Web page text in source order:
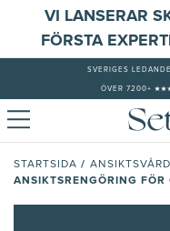
VI LANSERAR
FÖRSTA
SVERIGES
ÖVER 7200+
STARTSIDA / ANSIKTSVÅRD
ANSIKTSRENGÖRING FÖR